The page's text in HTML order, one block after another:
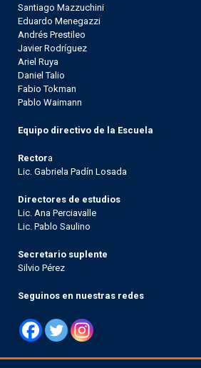
Santiago Mazzuchini
Eduardo Menegazzi
Andrés Prestileo
Javier Rodríguez
Ariel Ruya
Daniel Talio
Fabio Tokman
Pablo Waimann
Equipo directivo de la Escuela
Rectora
Lic. Gabriela Padín Losada
Directores de estudios
Lic. Ana Perciavalle
Lic. Pablo Saulino
Secretario suplente
Silvio Pérez
Seguinos en nuestras redes